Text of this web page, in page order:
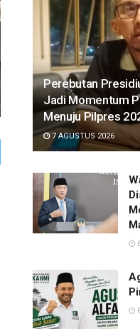
Perebutan
Jadi Momentum
Menuju Pilpres
7 AGUSTUS 2026